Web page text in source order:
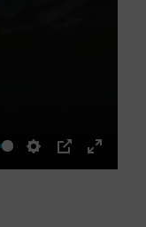
Settings
PIP
Enter